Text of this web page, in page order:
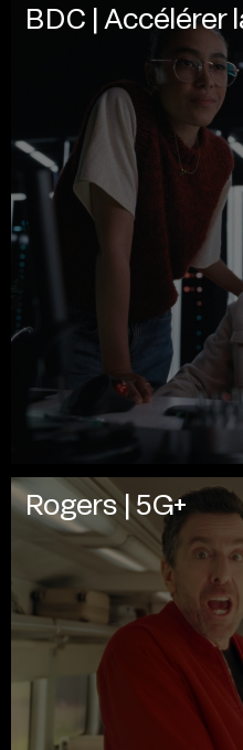
BDC | Accélérer
Rogers | 5G+